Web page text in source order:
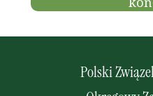
Polski